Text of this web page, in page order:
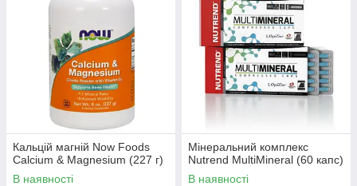
Кальцій магній Now Foods
Calcium & Magnesium (227 г)
В наявності
Мінеральний комплекс
Nutrend MultiMineral (60 капс)
В наявності